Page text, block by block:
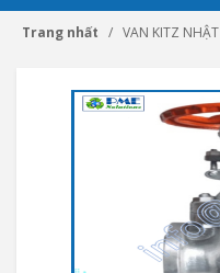
Trang nhất VAN KITZ NHẬT